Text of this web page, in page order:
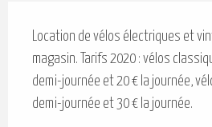
Location de vélos électriques et
magasin. Tarifs 2020 : vélos
demi-journée et 20 € la journée,
demi-journée et 30 € la journée.